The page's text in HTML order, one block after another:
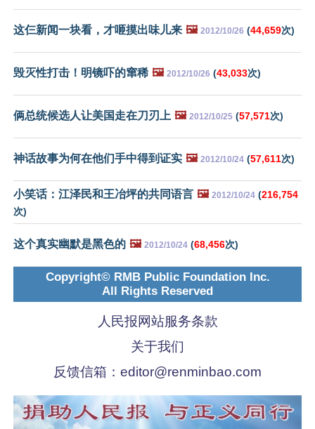
这仨新闻一块看，才咂摸出味儿来 🖼️ 2012/10/26 (44,659次)
毁灭性打击！明镜吓的窜稀 🖼️ 2012/10/26 (43,033次)
俩总统候选人让美国走在刀刃上 🖼️ 2012/10/25 (57,571次)
神话故事为何在他们手中得到证实 🖼️ 2012/10/24 (57,611次)
小笑话：江泽民和王冶坪的共同语言 🖼️ 2012/10/24 (216,754
次)
这个真实幽默是黑色的 🖼️ 2012/10/24 (68,456次)
Copyright© RMB Public Foundation Inc.
All Rights Reserved
人民报网站服务条款
关于我们
反馈信箱： editor@renminbao.com